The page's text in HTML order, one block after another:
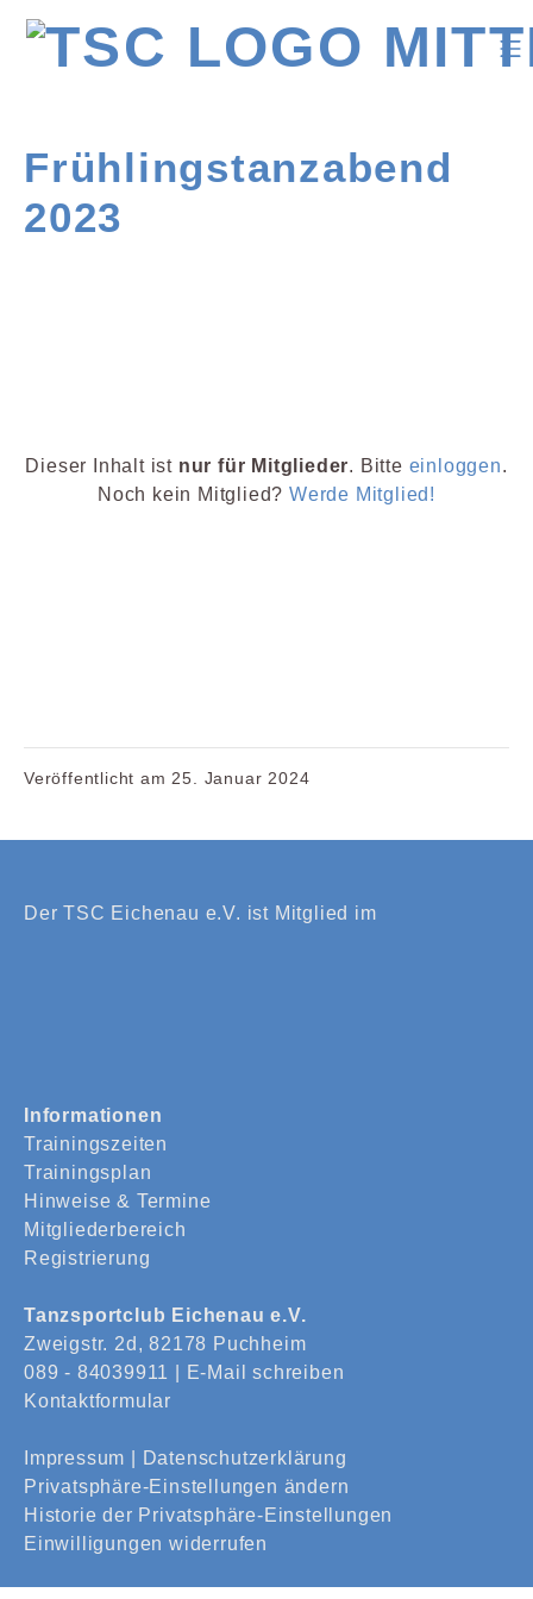
Frühlingstanzabend
2023
Dieser Inhalt ist nur für Mitglieder. Bitte einloggen.
Noch kein Mitglied? Werde Mitglied!
Veröffentlicht am 25. Januar 2024
Der TSC Eichenau e.V. ist Mitglied im
Informationen
Trainingszeiten
Trainingsplan
Hinweise & Termine
Mitgliederbereich
Registrierung
Tanzsportclub Eichenau e.V.
Zweigstr. 2d, 82178 Puchheim
089 - 84039911 |
E-Mail schreiben
Kontaktformular
Impressum
Datenschutzerklärung
Privatsphäre-Einstellungen ändern
Historie der Privatsphäre-Einstellungen
Einwilligungen widerrufen